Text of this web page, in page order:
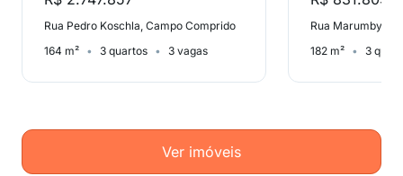
Rua Pedro Koschla, Campo Comprido
164 m²
3 quartos 3 vagas
Rua Marumby,
182 m²
3
Ver imóveis